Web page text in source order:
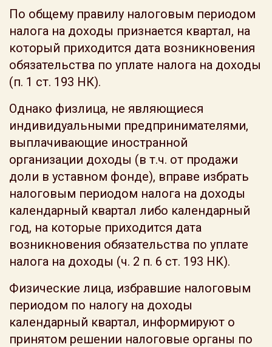
По общему правилу налоговым периодом
налога на доходы признается квартал, на
который приходится дата возникновения
обязательства по уплате налога на доходы
(п. 1 ст. 193 НК).
Однако физлица, не являющиеся
индивидуальными предпринимателями,
выплачивающие иностранной
организации доходы (в т.ч. от продажи
доли в уставном фонде), вправе избрать
налоговым периодом налога на доходы
календарный квартал либо календарный
год, на которые приходится дата
возникновения обязательства по уплате
налога на доходы (ч. 2 п. 6 ст. 193 НК).
Физические лица, избравшие налоговым
периодом по налогу на доходы
календарный квартал, информируют о
принятом решении налоговые органы по